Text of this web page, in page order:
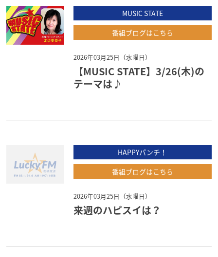
MUSIC STATE
番組ブログはこちら
2026年03月25日（水曜日）
【MUSIC STATE】3/26(木)の
テーマは♪
HAPPYパンチ！
番組ブログはこちら
2026年03月25日（水曜日）
来週のハピスイは？